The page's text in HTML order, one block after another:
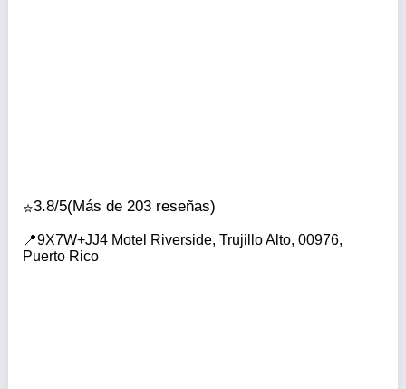
3.8/5(Más de 203 reseñas)
9X7W+JJ4 Motel Riverside, Trujillo Alto, 00976,
Puerto Rico